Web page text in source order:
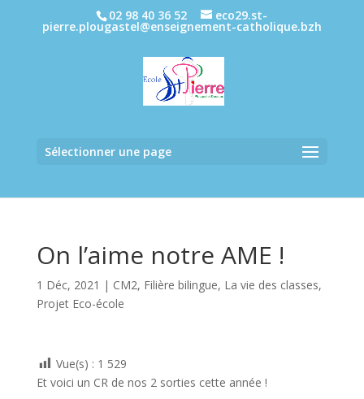
02 98 40 36 52 eco29.st-
pierre.plougastel@enseignement-catholique.bzh
Sélectionner une page
On l’aime notre AME !
1 Déc, 2021 | CM2, Filière bilingue, La vie des classes,
Projet Eco-école
Vue(s) : 1 529
Et voici un CR de nos 2 sorties cette année !